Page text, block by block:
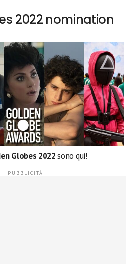
2022 nomination
Globes 2022sono qui!